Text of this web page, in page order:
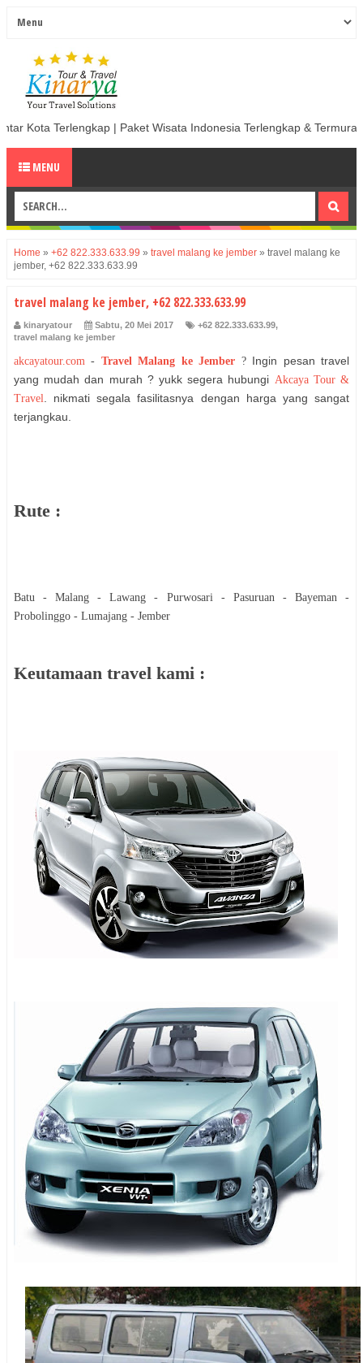
| Paket Wisata Indonesia Terlengkap & Termurah | Sewa Mobil
MENU
Home » +62 822.333.633.99 » travel malang ke jember » travel malang ke
jember, +62 822.333.633.99
travel malang ke jember, +62 822.333.633.99
kinaryatour Sabtu, 20 Mei 2017 +62 822.333.633.99,
travel malang ke jember
akcayatour.com - Travel Malang ke Jember ?Ingin pesan travel
yang mudah dan murah ? yukk segera hubungi Akcaya Tour &
Travel . nikmati segala fasilitasnya dengan harga yang sangat
terjangkau.
Rute :
Batu - Malang - Lawang - Purwosari - Pasuruan - Bayeman -
Probolinggo - Lumajang - Jember
Keutamaan travel kami :